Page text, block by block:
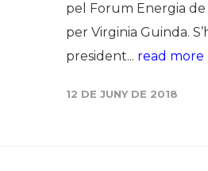
pel Forum Energia
per Virginia Guinda.
president... read more
12 DE JUNY DE 2018